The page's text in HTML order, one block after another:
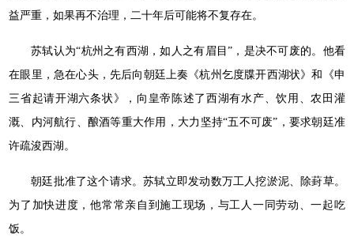
益严重，如果再不治理，二十年后可能将不复存在。
苏轼认为“杭州之有西湖，如人之有眉目”，是决不可废的。他看
在眼里，急在心头，先后向朝廷上奏《杭州乞度牒开西湖状》和《申
三省起请开湖六条状》，向皇帝陈述了西湖有水产、饮用、农田灌
溉、内河航行、酿酒等重大作用，大力坚持“五不可废”，要求朝廷准
许疏浚西湖。
朝廷批准了这个请求。苏轼立即发动数万工人挖淤泥、除葑草。
为了加快进度，他常常亲自到施工现场，与工人一同劳动、一起吃
饭。